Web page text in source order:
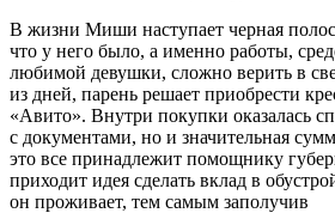
В жизни Миши наступает черная
что у него было, а именно работы,
любимой девушки, сложно верить в
из дней, парень решает приобрести
«Авито». Внутри покупки оказалась
с документами, но и значительная
это все принадлежит помощнику
приходит идея сделать вклад в
он проживает, тем самым заполучив